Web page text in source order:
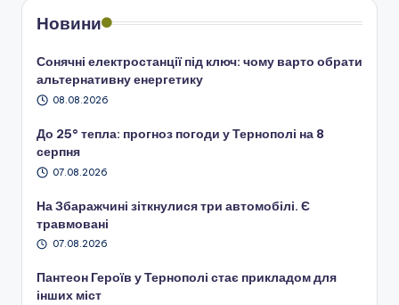
Новини
Сонячні електростанції під ключ: чому варто обрати
альтернативну енергетику
08.08.2026
До 25° тепла: прогноз погоди у Тернополі на 8
серпня
07.08.2026
На Збаражчині зіткнулися три автомобілі. Є
травмовані
07.08.2026
Пантеон Героїв у Тернополі стає прикладом для
інших міст